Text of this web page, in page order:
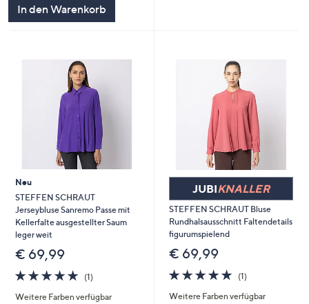
In den Warenkorb
Neu
STEFFEN SCHRAUT
Jerseybluse Sanremo Passe mit
Kellerfalte ausgestellter Saum
leger weit
€ 69,99
5.0
von
5
(1)1
Weitere Farben verfügbar
JUBIKNALLER
STEFFEN SCHRAUT Bluse
Rundhalsausschnitt Faltendetails
figurumspielend
€ 69,99
5.0
von
5
(1)
Weitere Farben verfügbar